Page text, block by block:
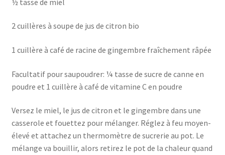
2 cuillères à soupe de jus de citron bio
1 cuillère à café de racine de gingembre fraîchement râpée
Facultatif pour saupoudrer: ¼ tasse de sucre de canne en
poudre et 1 cuillère à café de vitamine C en poudre
Versez le miel, le jus de citron et le gingembre dans une
casserole et fouettez pour mélanger. Réglez à feu moyen-
élevé et attachez un thermomètre de sucrerie au pot. Le
mélange va bouillir, alors retirez le pot de la chaleur quand